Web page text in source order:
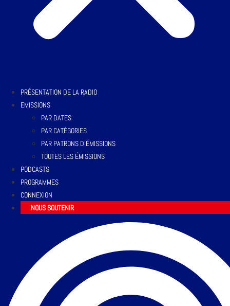
PRÉSENTATION DE LA RADIO
EMISSIONS
PAR DATES
PAR CATÉGORIES
PAR PATRONS D’ÉMISSIONS
TOUTES LES ÉMISSIONS
PODCASTS
PROGRAMMES
CONNEXION
NOUS SOUTENIR